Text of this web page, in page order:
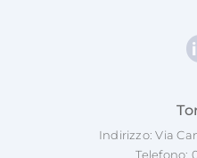
Indirizzo: Via
Telefono: